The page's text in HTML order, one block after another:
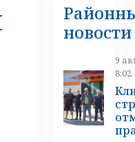
новости
9
8:02